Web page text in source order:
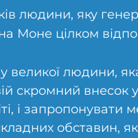
людини, яку
Моне цілком
людини,
скромний внесок
і запропонувати
обставин,